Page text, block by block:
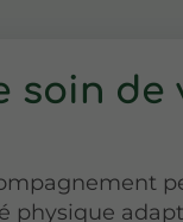
soin de
physique